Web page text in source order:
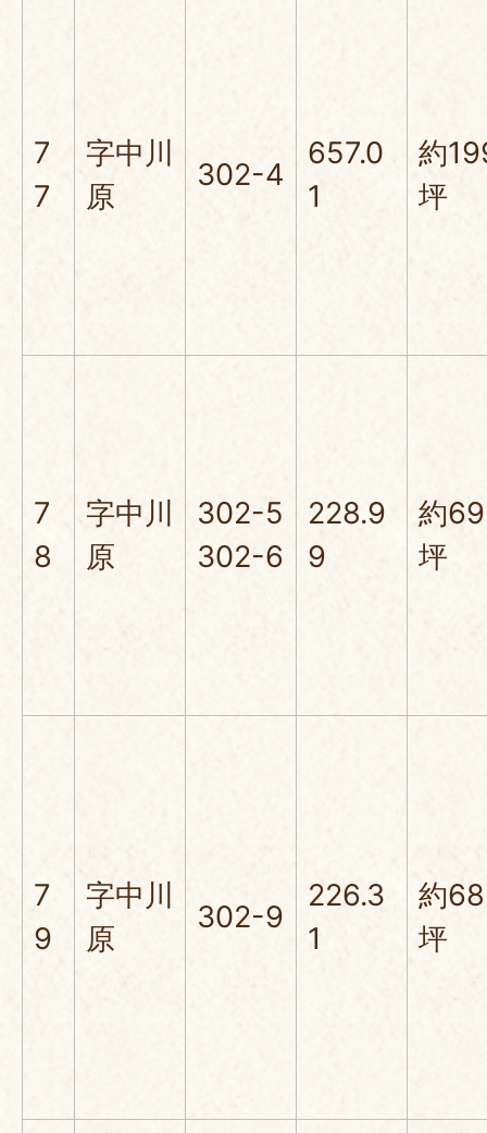
7
7
字中川
原
302-4
657.0
1
約
坪
7
8
字中川
原
302-5
302-6
228.9
9
約69
坪
7
9
字中川
原
302-9
226.3
1
約68
坪